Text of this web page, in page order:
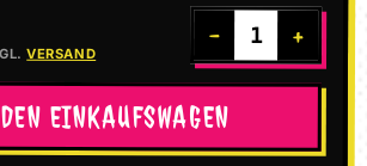
VERSAND − +
EINKAUFSWAGEN